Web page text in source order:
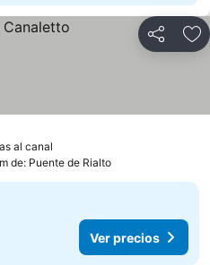
Compartir
al canal
de: Puente de Rialto
Ver precios